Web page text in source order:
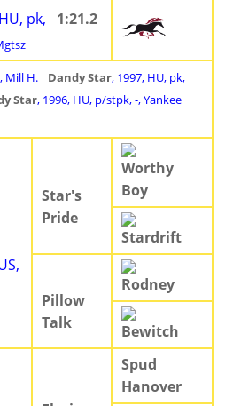
pk,
1:21.2
Mill H. Dandy Star, 1997, HU, pk,
Star, 1996, HU, p/stpk, -, Yankee
Star's
Pride
Worthy
Boy
Stardrift
Pillow
Talk
Rodney
Bewitch
Spud
Hanover